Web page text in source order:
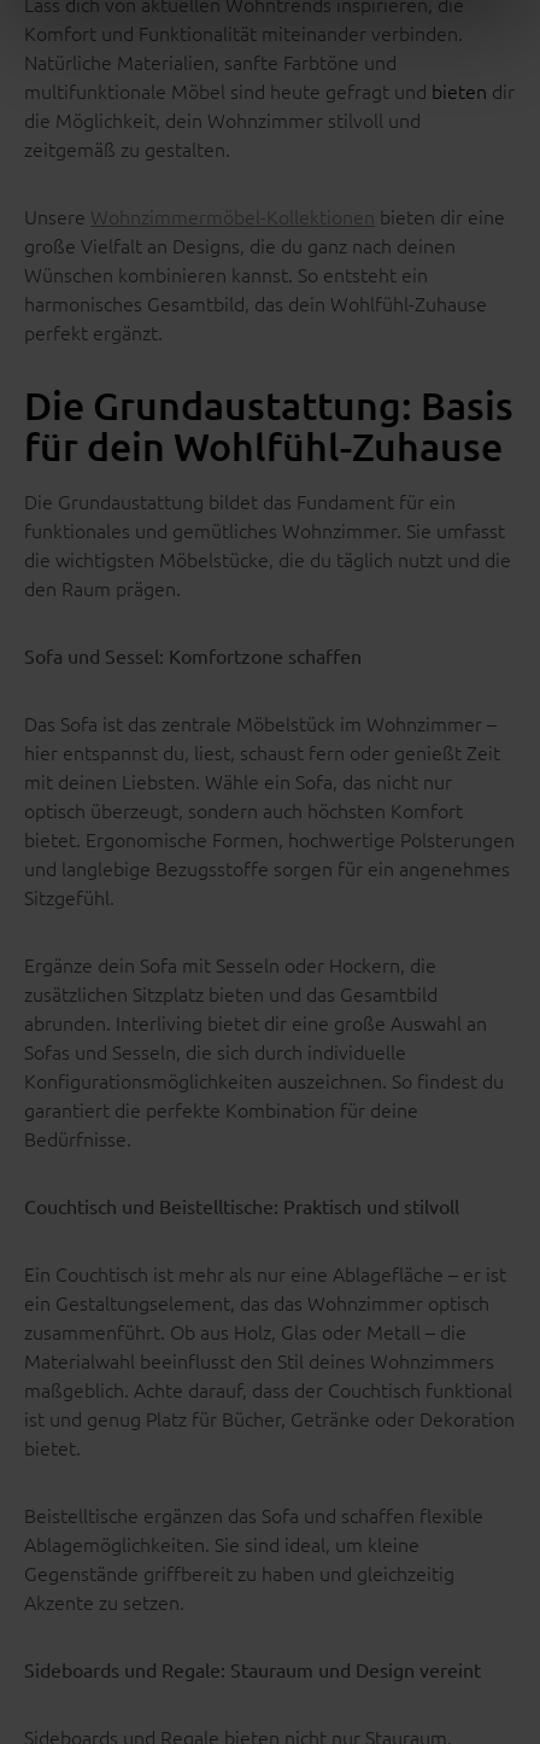
Komfort und Funktionalität miteinander verbinden.
Natürliche Materialien, sanfte Farbtöne und
multifunktionale Möbel sind heute gefragt und bieten dir
die Möglichkeit, dein Wohnzimmer stilvoll und
zeitgemäß zu gestalten.
Unsere Wohnzimmermöbel-Kollektionen bieten dir eine
große Vielfalt an Designs, die du ganz nach deinen
Wünschen kombinieren kannst. So entsteht ein
harmonisches Gesamtbild, das dein Wohlfühl-Zuhause
perfekt ergänzt.
Die Grundaustattung: Basis
für dein Wohlfühl-Zuhause
Die Grundaustattung bildet das Fundament für ein
funktionales und gemütliches Wohnzimmer. Sie umfasst
die wichtigsten Möbelstücke, die du täglich nutzt und die
den Raum prägen.
Sofa und Sessel: Komfortzone schaffen
Das Sofa ist das zentrale Möbelstück im Wohnzimmer –
hier entspannst du, liest, schaust fern oder genießt Zeit
mit deinen Liebsten. Wähle ein Sofa, das nicht nur
optisch überzeugt, sondern auch höchsten Komfort
bietet. Ergonomische Formen, hochwertige Polsterungen
und langlebige Bezugsstoffe sorgen für ein angenehmes
Sitzgefühl.
Ergänze dein Sofa mit Sesseln oder Hockern, die
zusätzlichen Sitzplatz bieten und das Gesamtbild
abrunden. Interliving bietet dir eine große Auswahl an
Sofas und Sesseln, die sich durch individuelle
Konfigurationsmöglichkeiten auszeichnen. So findest du
garantiert die perfekte Kombination für deine
Bedürfnisse.
Couchtisch und Beistelltische: Praktisch und stilvoll
Ein Couchtisch ist mehr als nur eine Ablagefläche – er ist
ein Gestaltungselement, das das Wohnzimmer optisch
zusammenführt. Ob aus Holz, Glas oder Metall – die
Materialwahl beeinflusst den Stil deines Wohnzimmers
maßgeblich. Achte darauf, dass der Couchtisch funktional
ist und genug Platz für Bücher, Getränke oder Dekoration
bietet.
Beistelltische ergänzen das Sofa und schaffen flexible
Ablagemöglichkeiten. Sie sind ideal, um kleine
Gegenstände griffbereit zu haben und gleichzeitig
Akzente zu setzen.
Sideboards und Regale: Stauraum und Design vereint
Sideboards und Regale bieten nicht nur Stauraum,